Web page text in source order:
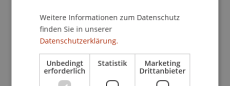
demolition, the Gässlihaus has been meticulously
dismantled and rebuilt at a new location,
preserving its historical charm while integrating
modern sustainability practices.
Architects and LSA studio instructors Allen+Crippa
will lead a special guided tour, offering insights
Weitere Informationen zum Datenschutz
finden Sie in unserer
Datenschutzerklärung.
Unbedingt
erforderlich
Statistik Marketing
Drittanbieter